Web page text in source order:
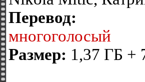
многоголосый
Размер: 1,37 ГБ +